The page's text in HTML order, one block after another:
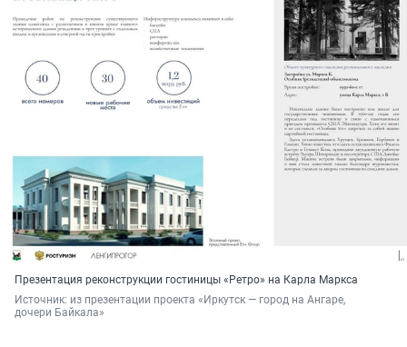
Презентация реконструкции гостиницы «Ретро» на Карла Маркса
Источник: из презентации проекта «Иркутск — город на Ангаре,
дочери Байкала»